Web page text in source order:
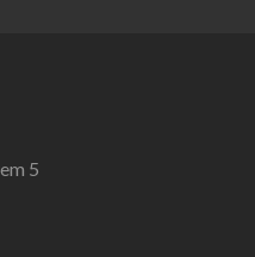
5 Elisha, Jerusalem